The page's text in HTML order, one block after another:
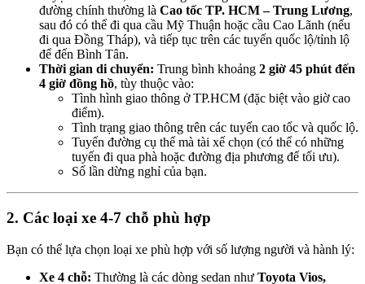
đường chính thường là Cao tốc TP. HCM – Trung Lương,
sau đó có thể đi qua cầu Mỹ Thuận hoặc cầu Cao Lãnh (nếu
đi qua Đồng Tháp), và tiếp tục trên các tuyến quốc lộ/tỉnh lộ
để đến Bình Tân.
Thời gian di chuyển: Trung bình khoảng 2 giờ 45 phút đến
4 giờ đồng hồ, tùy thuộc vào:
Tình hình giao thông ở TP.HCM (đặc biệt vào giờ cao
điểm).
Tình trạng giao thông trên các tuyến cao tốc và quốc lộ.
Tuyến đường cụ thể mà tài xế chọn (có thể có những
tuyến đi qua phà hoặc đường địa phương để tối ưu).
Số lần dừng nghỉ của bạn.
2. Các loại xe 4-7 chỗ phù hợp
Bạn có thể lựa chọn loại xe phù hợp với số lượng người và hành lý:
Xe 4 chỗ: Thường là các dòng sedan như Toyota Vios,